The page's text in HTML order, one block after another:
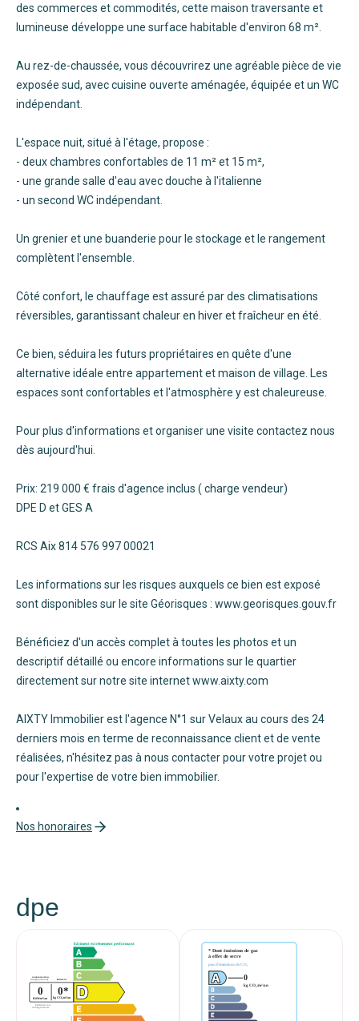
des commerces et commodités, cette maison traversante et
lumineuse développe une surface habitable d'environ 68 m².
Au rez-de-chaussée, vous découvrirez une agréable pièce de vie
exposée sud, avec cuisine ouverte aménagée, équipée et un WC
indépendant.
L'espace nuit, situé à l'étage, propose :
- deux chambres confortables de 11 m² et 15 m²,
- une grande salle d'eau avec douche à l'italienne
- un second WC indépendant.
Un grenier et une buanderie pour le stockage et le rangement
complètent l'ensemble.
Côté confort, le chauffage est assuré par des climatisations
réversibles, garantissant chaleur en hiver et fraîcheur en été.
Ce bien, séduira les futurs propriétaires en quête d'une
alternative idéale entre appartement et maison de village. Les
espaces sont confortables et l'atmosphère y est chaleureuse.
Pour plus d'informations et organiser une visite contactez nous
dès aujourd'hui.
Prix: 219 000 € frais d'agence inclus ( charge vendeur)
DPE D et GES A
RCS Aix 814 576 997 00021
Les informations sur les risques auxquels ce bien est exposé
sont disponibles sur le site Géorisques : www.georisques.gouv.fr
Bénéficiez d'un accès complet à toutes les photos et un
descriptif détaillé ou encore informations sur le quartier
directement sur notre site internet www.aixty.com
AIXTY Immobilier est l'agence N°1 sur Velaux au cours des 24
derniers mois en terme de reconnaissance client et de vente
réalisées, n'hésitez pas à nous contacter pour votre projet ou
pour l'expertise de votre bien immobilier.
Nos honoraires
dpe